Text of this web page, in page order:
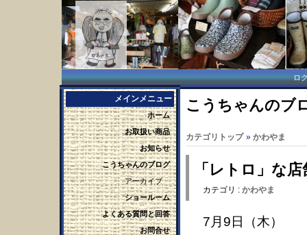
ロ
メインメニュー
ホーム
お取扱い商品
お知らせ
こうちゃんのブログ
アーカイブ
ショールーム
よくある質問と回答
お問合せ
こうちゃんのブ
カテゴリトップ »かわやま
「レトロ」な
カテゴリ : かわやま
7月9日（木）